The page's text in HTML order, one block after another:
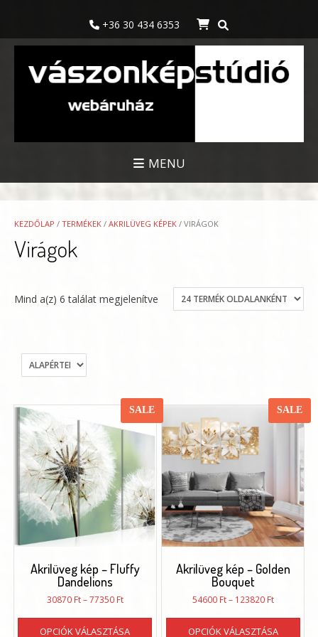
content
+36 30 434 6353
MENU
KEZDŐLAP / TERMÉKEK / AKRILÜVEG KÉPEK / VIRÁGOK
Virágok
Mind a(z) 6 találat megjelenítve
SALE
Akrilüveg kép – Fluffy
Dandelions
30870 Ft–77350 FtÁrtartomány:
OPCIÓK VÁLASZTÁSA
Ennek
SALE
Akrilüveg kép – Golden
Bouquet
54600 Ft – 123820 Ft
OPCIÓK VÁLASZTÁSA